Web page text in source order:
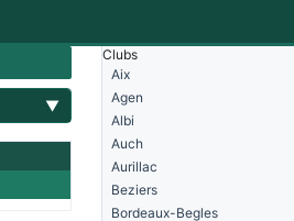
▼
Clubs
Aix
Agen
Albi
Auch
Aurillac
Beziers
Bordeaux-Begles